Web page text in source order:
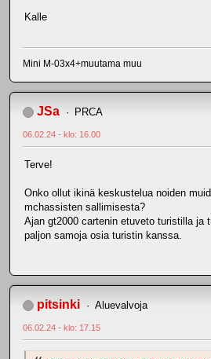
Kalle
Mini M-03x4+muutama muu
JSa PRCA
06.02.24 - klo: 16.00
Terve!
Onko ollut ikinä keskustelua noiden
mchassisten sallimisesta?
Ajan gt2000 cartenin etuveto turistilla ja
paljon samoja osia turistin kanssa.
pitsinki Aluevalvoja
06.02.24 - klo: 17.15